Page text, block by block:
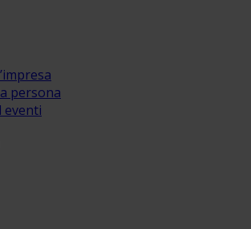
persona
eventi